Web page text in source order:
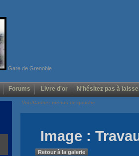
Gare de Grenoble
Forums Livre d'or N'hésitez pas à
Voir/Cacher menus de gauche
Image :
Retour à la galerie